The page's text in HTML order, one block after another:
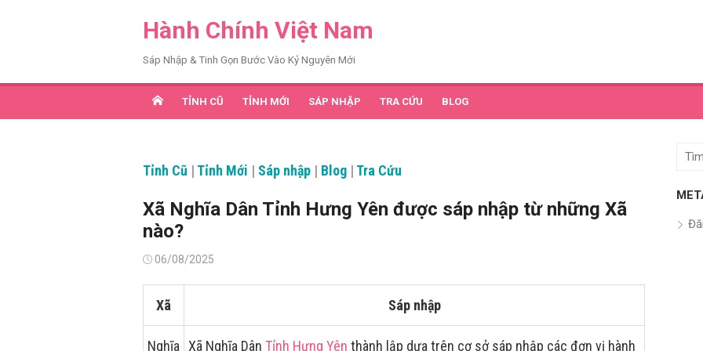
Hành Chính Việt Nam
Sáp Nhập & Tinh Gọn Bước Vào Kỷ Nguyên Mới
TỈNH CŨ TỈNH MỚI SÁP NHẬP TRA CỨU BLOG
Tỉnh Cũ | Tỉnh Mới | Sáp nhập | Blog | Tra Cứu
Xã Nghĩa Dân Tỉnh Hưng Yên được sáp nhập từ những Xã
nào?
Đăng06/08/2025
Xã Sáp nhập
Nghĩa
Xã Nghĩa Dân Tỉnh Hưng Yên thành lập dựa trên cơ sở sáp nhập các đơn vị hành
Tìm
quả